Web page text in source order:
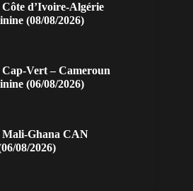
d’Ivoire-Algérie
(08/08/2026)
Vert – Cameroun
(06/08/2026)
Mali-Ghana CAN
08/2026)